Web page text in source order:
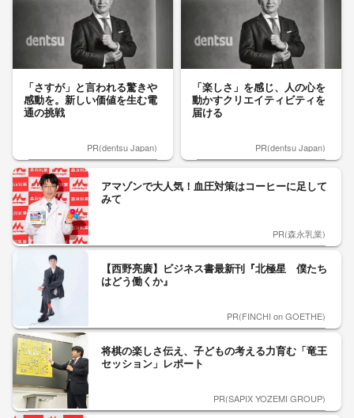
「さすが」と言われる驚きや
感動を。新しい価値を生む電
通の挑戦
PR(dentsu Japan)
「楽しさ」を感じ、人の心を
動かすクリエイティビティを
届ける
PR(dentsu Japan)
アマゾンで大人気！血圧対策はコーヒーに足して
みて
PR(森永乳業)
【西野亮廣】ビジネス書最新刊『北極星 僕たち
はどう働くか』
PR(FINCHI on GOETHE)
将棋の楽しさ伝え、子どもの考える力育む「竜王
セッション」レポート
PR(SAPIX YOZEMI GROUP)